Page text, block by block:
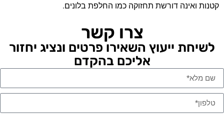
קטנות ואינה דורשת תחזוקה כמו החלפת בלונים.
צרו קשר
לשיחת ייעוץ השאירו פרטים ונציג יחזור
אליכם בהקדם